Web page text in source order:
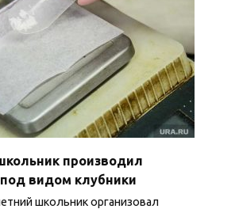
производил
видом клубники
школьник организовал